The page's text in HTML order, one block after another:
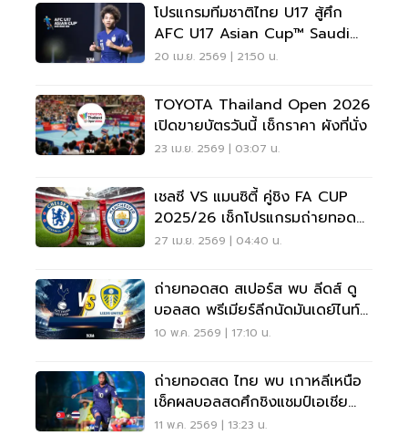
โปรแกรมทีมชาติไทย U17 สู้ศึก
AFC U17 Asian Cup™ Saudi
Arabia 2026
20 เม.ย. 2569 | 21:50 น.
TOYOTA Thailand Open 2026
เปิดขายบัตรวันนี้ เช็กราคา ผังที่นั่ง
23 เม.ย. 2569 | 03:07 น.
เชลซี VS แมนซิตี้ คู่ชิง FA CUP
2025/26 เช็กโปรแกรมถ่ายทอด
สด-เส้นทางสู่แชมป์
27 เม.ย. 2569 | 04:40 น.
ถ่ายทอดสด สเปอร์ส พบ ลีดส์ ดู
บอลสด พรีเมียร์ลีกนัดมันเดย์ไนท์
02.00 น.
10 พ.ค. 2569 | 17:10 น.
ถ่ายทอดสด ไทย พบ เกาหลีเหนือ
เช็คผลบอลสดศึกชิงแชมป์เอเชีย
U17 รอบ 8 ทีม
11 พ.ค. 2569 | 13:23 น.